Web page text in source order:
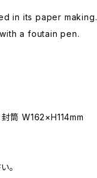
in its paper making.
a foutain pen.
筒 W162×H114mm
。